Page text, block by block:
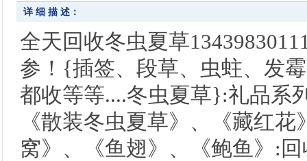
详 细 描 述：
全天回收冬虫夏草
参！{插签、段草、虫蛀、发
都收等等....冬虫夏草}:礼品系
《散装冬虫夏草》、《藏红
窝》、《鱼翅》、《鲍鱼》: